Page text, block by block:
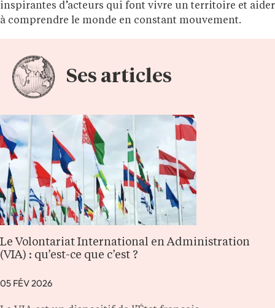
inspirantes d’acteurs qui font vivre un territoire et aider
à comprendre le monde en constant mouvement.
Ses articles
Le Volontariat International en Administration
(VIA) : qu’est-ce que c’est ?
05 FÉV 2026